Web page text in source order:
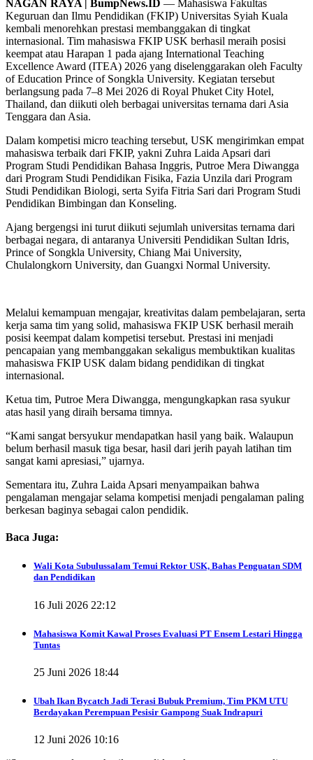
NAGAN RAYA | BumpNews.ID — Mahasiswa Fakultas
Keguruan dan Ilmu Pendidikan (FKIP) Universitas Syiah Kuala
kembali menorehkan prestasi membanggakan di tingkat
internasional. Tim mahasiswa FKIP USK berhasil meraih posisi
keempat atau Harapan 1 pada ajang International Teaching
Excellence Award (ITEA) 2026 yang diselenggarakan oleh Faculty
of Education Prince of Songkla University. Kegiatan tersebut
berlangsung pada 7–8 Mei 2026 di Royal Phuket City Hotel,
Thailand, dan diikuti oleh berbagai universitas ternama dari Asia
Tenggara dan Asia.
Dalam kompetisi micro teaching tersebut, USK mengirimkan empat
mahasiswa terbaik dari FKIP, yakni Zuhra Laida Apsari dari
Program Studi Pendidikan Bahasa Inggris, Putroe Mera Diwangga
dari Program Studi Pendidikan Fisika, Fazia Unzila dari Program
Studi Pendidikan Biologi, serta Syifa Fitria Sari dari Program Studi
Pendidikan Bimbingan dan Konseling.
Ajang bergengsi ini turut diikuti sejumlah universitas ternama dari
berbagai negara, di antaranya Universiti Pendidikan Sultan Idris,
Prince of Songkla University, Chiang Mai University,
Chulalongkorn University, dan Guangxi Normal University.
Melalui kemampuan mengajar, kreativitas dalam pembelajaran, serta
kerja sama tim yang solid, mahasiswa FKIP USK berhasil meraih
posisi keempat dalam kompetisi tersebut. Prestasi ini menjadi
pencapaian yang membanggakan sekaligus membuktikan kualitas
mahasiswa FKIP USK dalam bidang pendidikan di tingkat
internasional.
Ketua tim, Putroe Mera Diwangga, mengungkapkan rasa syukur
atas hasil yang diraih bersama timnya.
“Kami sangat bersyukur mendapatkan hasil yang baik. Walaupun
belum berhasil masuk tiga besar, hasil dari jerih payah latihan tim
sangat kami apresiasi,” ujarnya.
Sementara itu, Zuhra Laida Apsari menyampaikan bahwa
pengalaman mengajar selama kompetisi menjadi pengalaman paling
berkesan baginya sebagai calon pendidik.
Baca Juga:
Wali Kota Subulussalam Temui Rektor USK, Bahas Penguatan SDM
dan Pendidikan
16 Juli 2026 22:12
Mahasiswa Komit Kawal Proses Evaluasi PT Ensem Lestari Hingga
Tuntas
25 Juni 2026 18:44
Ubah Ikan Bycatch Jadi Terasi Bubuk Premium, Tim PKM UTU
Berdayakan Perempuan Pesisir Gampong Suak Indrapuri
12 Juni 2026 10:16